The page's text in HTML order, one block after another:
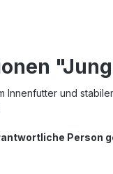
Innenfutter und
Person